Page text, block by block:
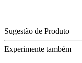
Sugestão de Produto
Experimente também